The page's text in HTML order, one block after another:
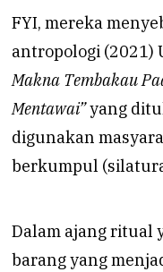
FYI, mereka
antropologi (2021)
Makna Tembakau
Mentawai”yang
digunakan
berkumpul
Dalam ajang ritual
barang yang